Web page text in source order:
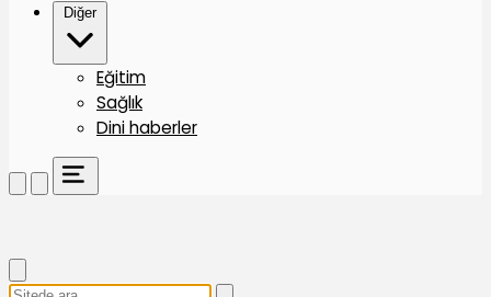
Diğer
Eğitim
Sağlık
Dini haberler